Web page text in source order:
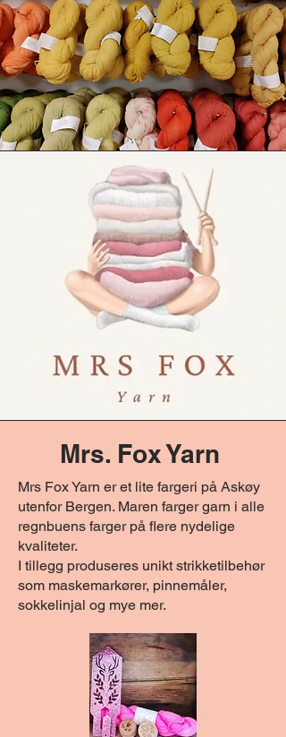
Mrs. Fox Yarn
Mrs Fox Yarn er et lite fargeri på Askøy
utenfor Bergen. Maren farger garn i alle
regnbuens farger på flere nydelige
kvaliteter.
I tillegg produseres unikt strikketilbehør
som maskemarkører, pinnemåler,
sokkelinjal og mye mer.